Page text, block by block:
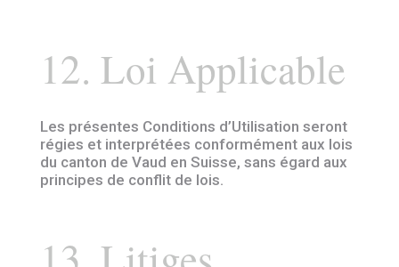
12. Loi Applicable
Les présentes Conditions d’Utilisation seront
régies et interprétées conformément aux lois
du canton de Vaud en Suisse, sans égard aux
principes de conflit de lois.